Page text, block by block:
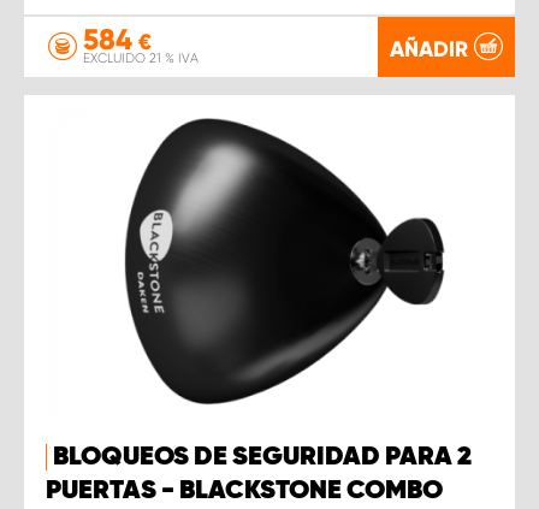
584 €
EXCLUIDO 21 % IVA AÑADIR
BLOQUEOS DE SEGURIDAD PARA 2
PUERTAS - BLACKSTONE COMBO